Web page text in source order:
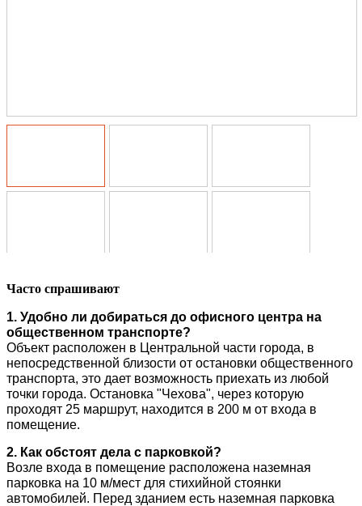
Часто спрашивают
1. Удобно ли добираться до офисного центра на
общественном транспорте?
Объект расположен в Центральной части города, в
непосредственной близости от остановки общественного
транспорта, это дает возможность приехать из любой
точки города. Остановка "Чехова", через которую
проходят 25 маршрут, находится в 200 м от входа в
помещение.
2. Как обстоят дела с парковкой?
Возле входа в помещение расположена наземная
парковка на 10 м/мест для стихийной стоянки
автомобилей. Перед зданием есть наземная парковка